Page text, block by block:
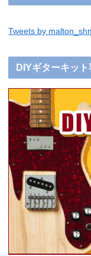
Tweets by
DIYギターキッ